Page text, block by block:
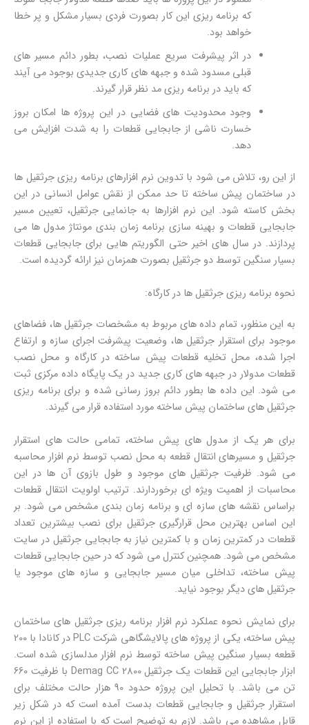
که برنامه ریزی این کار بصورت فردی بسیار مشکل و پر خطا
خواهد بود.
در اثر پیشرفت سریع عملیات نصب، بطور دائم مسیر های
قبلی مسدود شده و جبهه های کاری جدیدی بوجود می آیند
که باید در برنامه ریزی مد نظر قرار گیرند.
وجود محدودیت های فضایی در این پروژه ها امکان بروز
خسارت ناشی از جابجایی قطعات را به شدت افزایش می
دهد.
از این رو، تلاش می شود با تدوین نرم افزارهای برنامه ریزی جرثقیل ها
در ساختمان پیش ساخته تا حد ممکن از نقش عوامل انسانی در این
بخش کاسته شود. این نرم افزارها به جانمایی جرثقیل، تعیین مسیر
جابجایی قطعات و بهینه سازی برنامه زمان بندی مونتاژ مدول ها می
پردازند. در سال های اخیر حتی الگوریتم هایی برای جابجایی قطعات
بسیار سنگین توسط دو جرثقیل بصورت همزمان نیز ارائه گردیده است.
نحوه برنامه ریزی جرثقیل ها در کارگاه:
به این منظور، تمام داده های مربوط به مشخصات جرثقیل ها، فضاهای
موجود برای استقرار جرثقیل ها، وضعیت پیشرفت اجرای سازه و ارتفاع
اجرا شده، محل تخلیه قطعات پیش ساخته در کارگاه و محل نصب
قطعات مدولار در جبهه های کاری جدید در یک پایگاه داده مرکزی ثبت
می شود. این داده ها بطور دائم بروز رسانی شده و برای برنامه ریزی
جرثقیل های ساختمان پیش ساخته مورد استفاده قرار می گیرند.
برای هر یک از مدول های پیش ساخته، تمامی حالت های استقرار
جرثقیل و مسیرهای انتقال قطعه به محل نصب توسط نرم افزار محاسبه
می شود. ظرفیت جرثقیل های موجود و طول بازوی آن ها در این
محاسبات از اهمیت ویژه ای برخوردارند. ترتیب اولویت انتقال قطعات
براساس نقشه های سازه ای و برنامه زمان بندی مشخص می شود. بر
این اساس بهترین محل قرارگیری جرثقیل برای نصب بیشترین تعداد
قطعات در کمترین زمان و با کمترین نیاز به جابجایی جرثقیل در سایت
مشخص می شود. همچنین کنترل می شود که در حین جابجایی قطعات
پیش ساخته، تداخلی میان مسیر جابجایی و سازه های موجود یا
جرثقیل های دیگر بوجود نیاید.
برای نمایش نحوه عملکرد نرم افزار برنامه ریزی جرثقیل های ساختمان
پیش ساخته، یکی از پروژه های پالایشگاهی شرکت PLC در کانادا با 200
قطعه بسیار سنگین پیش ساخته توسط نرم افزار مدلسازی شده است.
ابزار جابجایی این قطعات یک جرثقیل Demag CC 2800 با ظرفیت 660
تن می باشد. با تحلیل این پروژه حدود 90 هزار حالت مختلف برای
استقرار جرثقیل و جابجایی قطعات بدست آمده است که در شکل زیر
قابل مشاهده می باشد. لازم به توضیح است که با استفاده از این نرم